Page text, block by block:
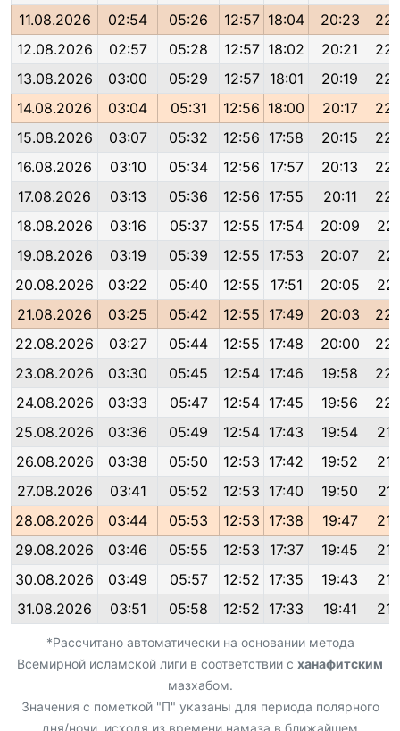
11.08.2026
02:54 05:26 12:57 18:04 20:23
12.08.2026
02:57 05:28 12:57 18:02 20:21
13.08.2026
03:00 05:29 12:57 18:01 20:19
14.08.2026
03:04 05:31 12:56 18:00 20:17
15.08.2026
03:07 05:32 12:56 17:58 20:15
16.08.2026
03:10 05:34 12:56 17:57 20:13
17.08.2026
03:13 05:36 12:56 17:55 20:11
18.08.2026
03:16 05:37 12:55 17:54 20:09
19.08.2026
03:19 05:39 12:55 17:53 20:07
20.08.2026
03:22 05:40 12:55 17:51 20:05
21.08.2026
03:25 05:42 12:55 17:49 20:03
22.08.2026
03:27 05:44 12:55 17:48 20:00
23.08.2026
03:30 05:45 12:54 17:46 19:58
24.08.2026
03:33 05:47 12:54 17:45 19:56
25.08.2026
03:36 05:49 12:54 17:43 19:54
26.08.2026
03:38 05:50 12:53 17:42 19:52
27.08.2026
03:41 05:52 12:53 17:40 19:50
28.08.2026
03:44 05:53 12:53 17:38 19:47
29.08.2026
03:46 05:55 12:53 17:37 19:45
30.08.2026
03:49 05:57 12:52 17:35 19:43
31.08.2026
03:51 05:58 12:52 17:33 19:41
*Рассчитано автоматически на основании метода
Всемирной исламской лиги в соответствии с ханафитским
мазхабом.
Значения с пометкой "П" указаны для периода полярного
дня/ночи, исходя из времени намаза в ближайшем